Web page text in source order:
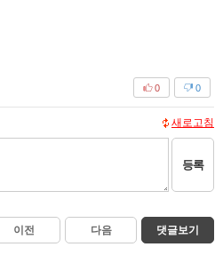
0
0
새로고침
등록
이전 다음 댓글보기